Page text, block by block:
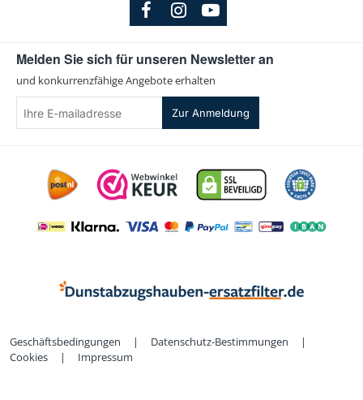
Melden Sie sich für unseren Newsletter an
und konkurrenzfähige Angebote erhalten
E-
mailadresse
Zur Anmeldung
Geschäftsbedingungen | Datenschutz-Bestimmungen
|
Cookies
| Impressum